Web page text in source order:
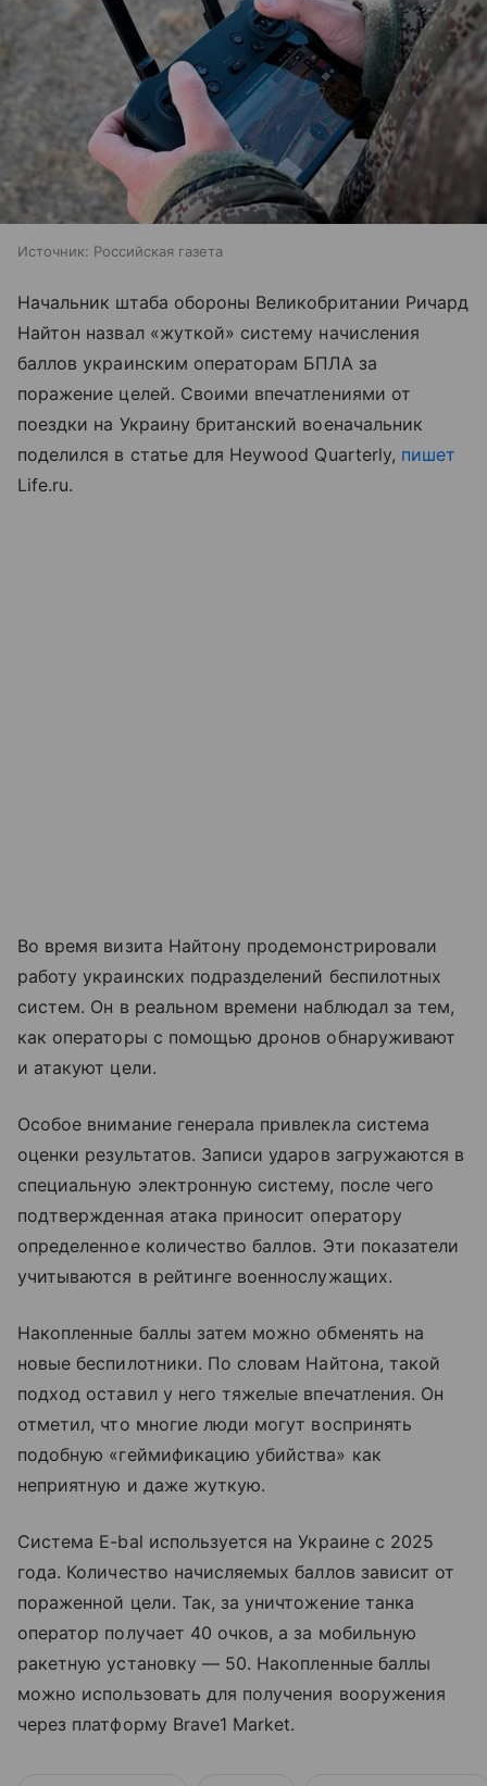
Источник: Российская газета
Начальник штаба обороны Великобритании Ричард
Найтон назвал «жуткой» систему начисления
баллов украинским операторам БПЛА за
поражение целей. Своими впечатлениями от
поездки на Украину британский военачальник
поделился в статье для Heywood Quarterly, пишет
Life.ru.
Во время визита Найтону продемонстрировали
работу украинских подразделений беспилотных
систем. Он в реальном времени наблюдал за тем,
как операторы с помощью дронов обнаруживают
и атакуют цели.
Особое внимание генерала привлекла система
оценки результатов. Записи ударов загружаются в
специальную электронную систему, после чего
подтвержденная атака приносит оператору
определенное количество баллов. Эти показатели
учитываются в рейтинге военнослужащих.
Накопленные баллы затем можно обменять на
новые беспилотники. По словам Найтона, такой
подход оставил у него тяжелые впечатления. Он
отметил, что многие люди могут воспринять
подобную «геймификацию убийства» как
неприятную и даже жуткую.
Система E-bal используется на Украине с 2025
года. Количество начисляемых баллов зависит от
пораженной цели. Так, за уничтожение танка
оператор получает 40 очков, а за мобильную
ракетную установку — 50. Накопленные баллы
можно использовать для получения вооружения
через платформу Brave1 Market.